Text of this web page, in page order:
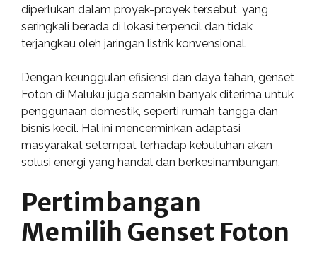
diperlukan dalam proyek-proyek tersebut, yang
seringkali berada di lokasi terpencil dan tidak
terjangkau oleh jaringan listrik konvensional.
Dengan keunggulan efisiensi dan daya tahan, genset
Foton di Maluku juga semakin banyak diterima untuk
penggunaan domestik, seperti rumah tangga dan
bisnis kecil. Hal ini mencerminkan adaptasi
masyarakat setempat terhadap kebutuhan akan
solusi energi yang handal dan berkesinambungan.
Pertimbangan
Memilih Genset Foton